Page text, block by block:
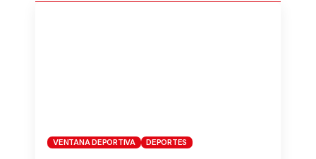
VENTANA DEPORTIVA DEPORTES